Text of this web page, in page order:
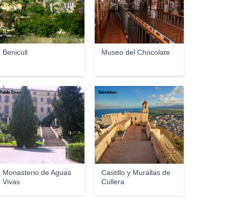
Benicull Museo del Chocolate
Monasterio de Aguas
Vivas
Pablo Enzo
Castillo y Murallas de
Cullera
Sdrobkov